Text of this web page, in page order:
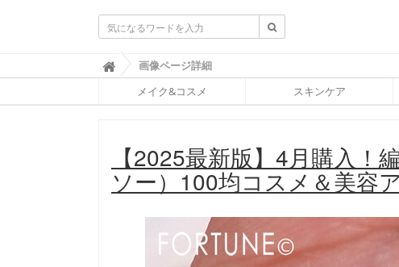
ふ
ぉ
ち
F
O
R
画像ページ詳細
メイク&コスメ スキンケア
【2025最新版】4月購入！
ソー）100均コスメ＆美容